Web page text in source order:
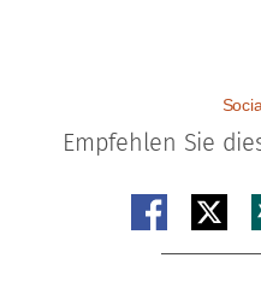
Empfehlen Sie
Teilen aufTeilen